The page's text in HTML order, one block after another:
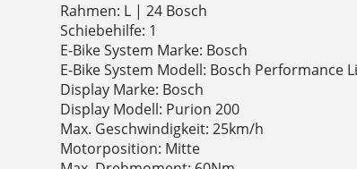
Rahmen: L | 24 Bosch
Schiebehilfe: 1
E-Bike System Marke: Bosch
E-Bike System Modell: Bosch Performance
Display Marke: Bosch
Display Modell: Purion 200
Max. Geschwindigkeit: 25km/h
Motorposition: Mitte